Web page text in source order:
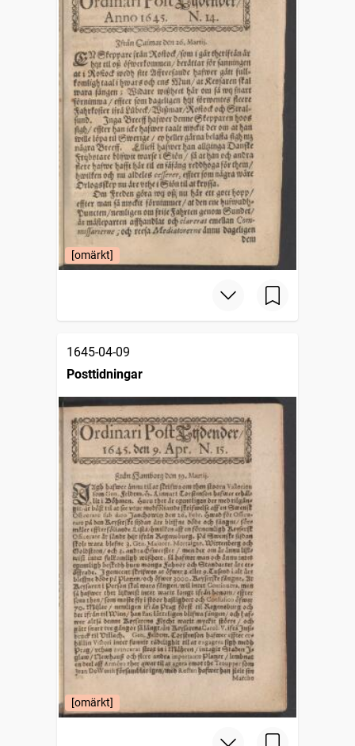
[omärkt]
1645-04-09
Posttidningar
[omärkt]